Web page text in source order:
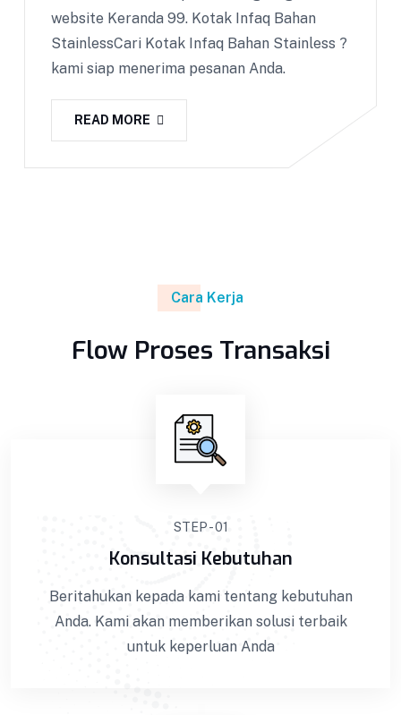
website Keranda 99. Kotak Infaq Bahan
StainlessCari Kotak Infaq Bahan Stainless ?
kami siap menerima pesanan Anda.
READ MORE
Cara Kerja
Flow Proses Transaksi
STEP - 01
Konsultasi Kebutuhan
Beritahukan kepada kami tentang kebutuhan
Anda. Kami akan memberikan solusi terbaik
untuk keperluan Anda